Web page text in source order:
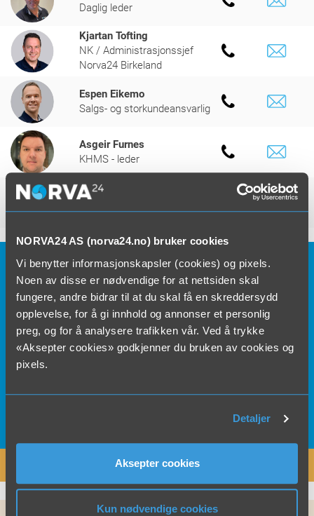
NORVA24 AS (norva24.no) bruker cookies
Vi benytter informasjonskapsler (cookies) og pixels.
Noen av disse er nødvendige for at nettsiden skal
fungere, andre bidrar til at du skal få en skreddersydd
opplevelse, for å gi innhold og annonser et personlig
preg, og for å analysere trafikken vår. Ved å trykke
«Aksepter cookies» godkjenner du bruken av cookies og
pixels.
Detaljer
Aksepter cookies
Kun nødvendige cookies
Daglig leder
Kjartan Tofting
NK / Administrasjonssjef
Norva24 Birkeland
Espen Eikemo
Salgs- og storkundeansvarlig
Asgeir Furnes
KHMS - leder
Oddvar Vigdal
Driftsleder, Sløvåg
SEND FORESPØRSEL